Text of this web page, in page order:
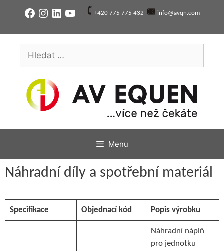
FacebookInstagramLinkedInYouTube +420 775 775 432 info@avqn.com
Menu
Náhradní díly a spotřební materiál
Specifikace Objednací kód Popis výrobku
Náhradní náplň
pro jednotku